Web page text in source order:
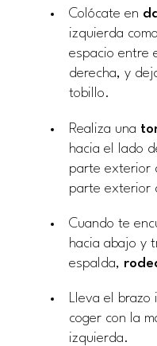
Colócate en
izquierda
espacio entre
derecha, y
tobillo.
Realiza una
hacia el lado
parte exterior
parte exterior
Cuando te
hacia abajo y
espalda,
Lleva el brazo
coger con la
izquierda.